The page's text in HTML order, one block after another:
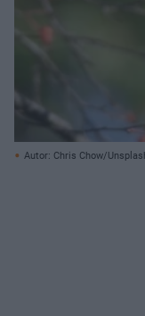
Autor: Chris Chow/